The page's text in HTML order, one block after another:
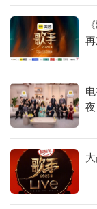
系列趣味与实
单依纯先是教
瑞丝共同挑战
风采。第二场
对决，尝试用
还现场教学乔
味情景演绎。
《恭喜发财》
在提问环节，
期待。乔丹坦
夜